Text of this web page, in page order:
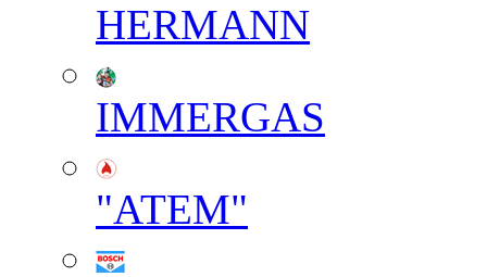
HERMANN
IMMERGAS
"АТЕМ"